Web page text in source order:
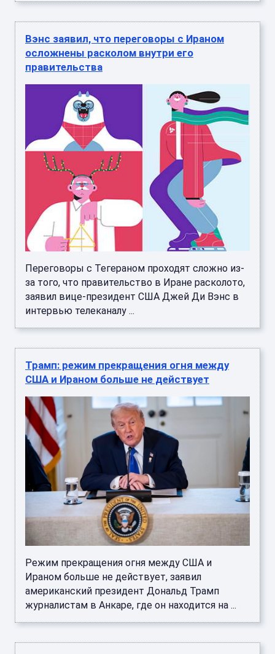
Вэнс заявил, что переговоры с Ираном
осложнены расколом внутри его
правительства
Переговоры с Тегераном проходят сложно из-
за того, что правительство в Иране расколото,
заявил вице-президент США Джей Ди Вэнс в
интервью телеканалу ...
Трамп: режим прекращения огня между
США и Ираном больше не действует
Режим прекращения огня между США и
Ираном больше не действует, заявил
американский президент Дональд Трамп
журналистам в Анкаре, где он находится на ...